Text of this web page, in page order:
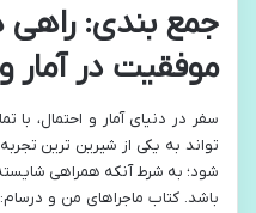
جمع بندی: راهی
موفقیت در آمار
سفر در دنیای آمار و احتمال،
تواند به یکی از شیرین ترین
شود؛ به شرط آنکه همراهی
باشد. کتاب ماجراهای من و درسام: